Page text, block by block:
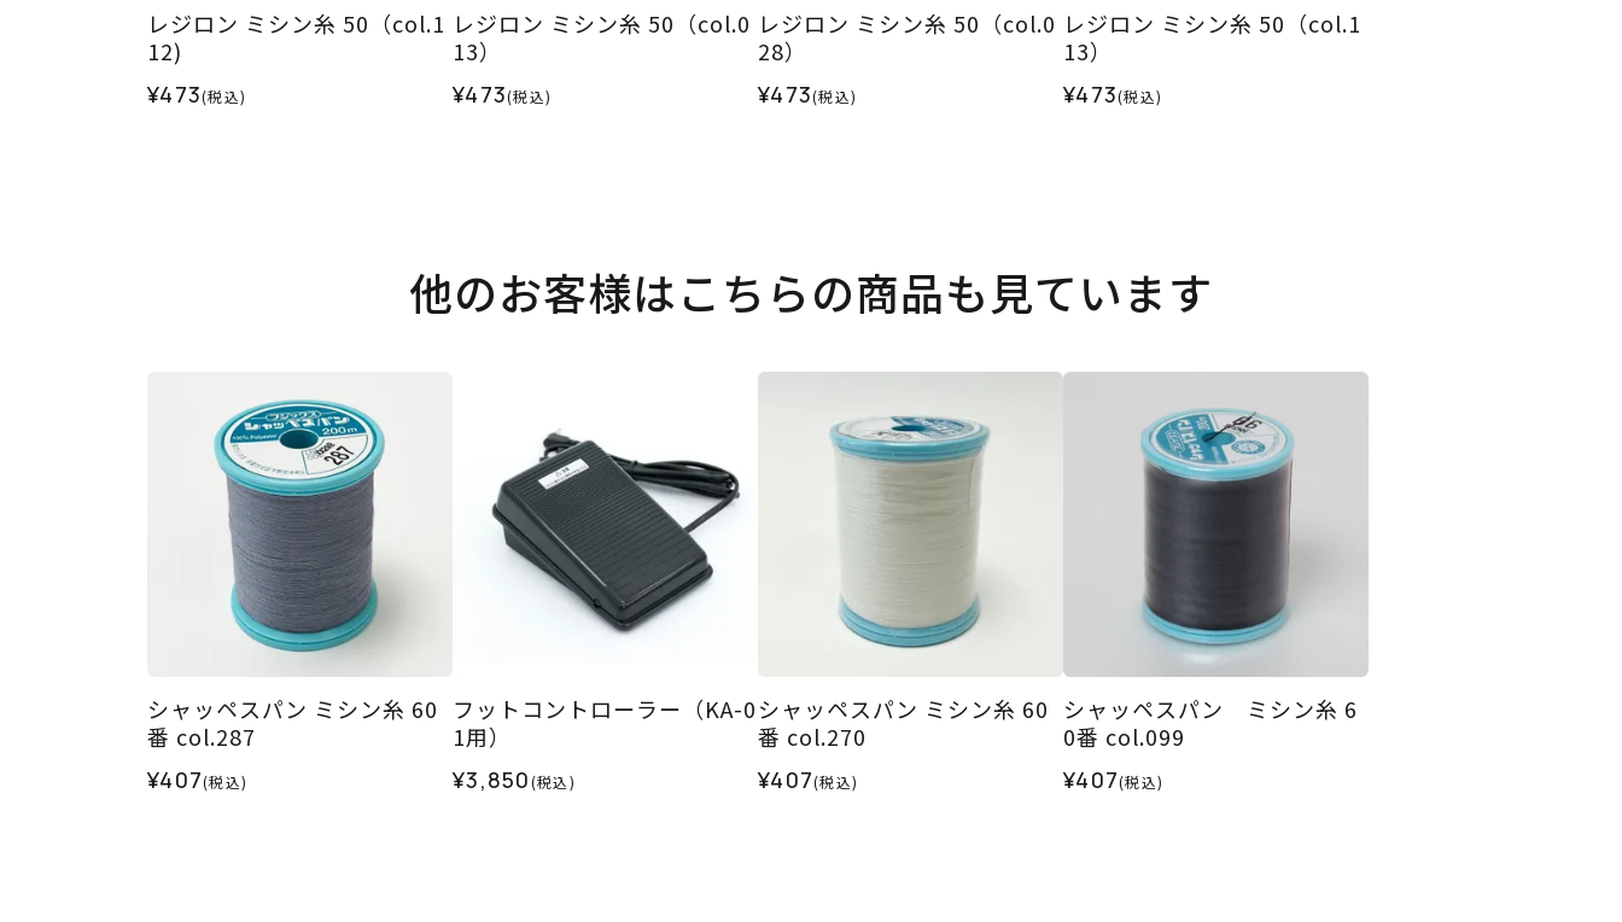
レジロン ミシン糸 50（col.1
12)
¥473(税込)
レジロン ミシン糸 50（col.0
13）
¥473(税込)
レジロン ミシン糸 50（col.0
28）
¥473(税込)
レジロン ミシン糸 50（col.1
13）
¥473(税込)
他のお客様はこちらの商品も見ています
シャッペスパン ミシン糸 60
番 col.287
¥407(税込)
フットコントローラー（KA-0
1用）
¥3,850(税込)
シャッペスパン ミシン糸 60
番 col.270
¥407(税込)
シャッペスパン ミシン糸 6
0番 col.099
¥407(税込)